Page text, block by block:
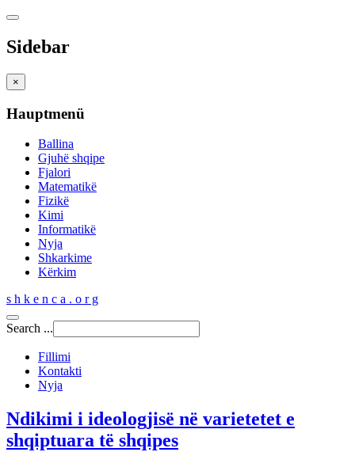
Sidebar
×
Hauptmenü
Ballina
Gjuhë shqipe
Fjalori
Matematikë
Fizikë
Kimi
Informatikë
Nyja
Shkarkime
Kërkim
s h k e n c a . o r g
Search ...
Fillimi
Kontakti
Nyja
Ndikimi i ideologjisë në varietetet e
shqiptuara të shqipes